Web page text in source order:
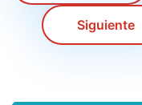
Siguiente